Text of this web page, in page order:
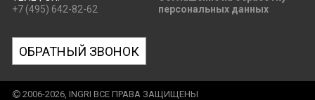
+7 (495) 642-82-62
персональных данных
ОБРАТНЫЙ ЗВОНОК
2006-2026, INGRI ВСЕ ПРАВА ЗАЩИЩЕНЫ